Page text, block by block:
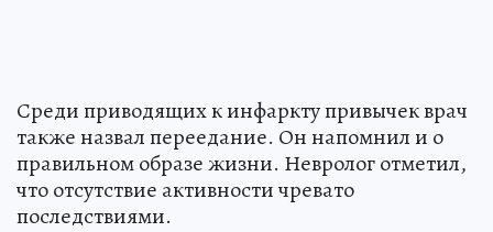
Среди приводящих к инфаркту привычек врач
также назвал переедание. Он напомнил и о
правильном образе жизни. Невролог отметил,
что отсутствие активности чревато
последствиями.